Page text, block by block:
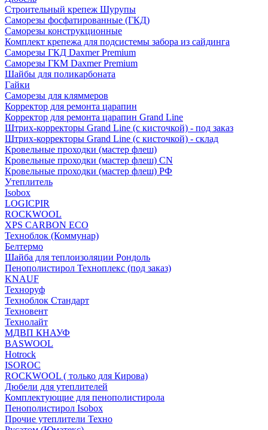
Строительный крепеж Шурупы
Саморeзы фосфатированные (ГКД)
Саморезы конструкционные
Комплект крепежа для подсистемы забора из сайдинга
Саморезы ГКД Daxmer Premium
Саморезы ГКМ Daxmer Premium
Шайбы для поликарбоната
Гайки
Саморезы для кляммеров
Корректор для ремонта царапин
Корректор для ремонта царапин Grand Line
Штрих-корректоры Grand Line (с кисточкой) - под заказ
Штрих-корректоры Grand Line (с кисточкой) - склад
Кровельные проходки (мастер флеш)
Кровельные проходки (мастер флеш) CN
Кровельные проходки (мастер флеш) РФ
Утеплитель
Isobox
LOGICPIR
ROCKWOOL
XPS CARBON ECO
Техноблок (Коммунар)
Белтермо
Шайба для теплоизоляции Рондоль
Пенополистирол Техноплекс (под заказ)
KNАUF
Технoруф
Техноблок Стандарт
Техновент
Технолайт
МДВП КНАУФ
BASWOOL
Hotrock
ISOROC
ROCKWOOL ( только для Кирова)
Дюбели для утеплителей
Комплектующие для пенополистирола
Пенополистирол Isobox
Прочие утеплители Техно